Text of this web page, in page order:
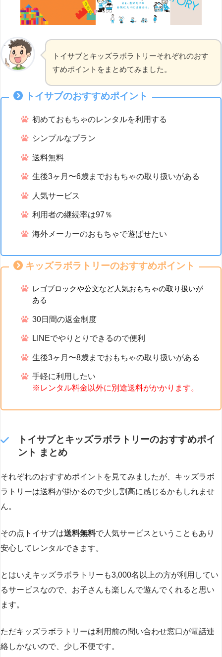
トイサブとキッズラボラトリーそれぞれのおす
すめポイントをまとめてみました。
トイサブのおすすめポイント
初めておもちゃのレンタルを利用する
シンプルなプラン
送料無料
生後3ヶ月〜6歳までおもちゃの取り扱いがある
人気サービス
利用者の継続率は97％
海外メーカーのおもちゃで遊ばせたい
キッズラボラトリーのおすすめポイント
レゴブロックや公文など人気おもちゃの取り扱いが
ある
30日間の返金制度
LINEでやりとりできるので便利
生後3ヶ月〜8歳までおもちゃの取り扱いがある
手軽に利用したい
※レンタル料金以外に別途送料がかかります。
トイサブとキッズラボラトリーのおすすめポイ
ント まとめ
それぞれのおすすめポイントを見てみましたが、キッズラボ
ラトリーは送料が掛かるので少し割高に感じるかもしれませ
ん。
その点トイサブは送料無料で人気サービスということもあり
安心してレンタルできます。
とはいえキッズラボラトリーも3,000名以上の方が利用してい
るサービスなので、お子さんも楽しんで遊んでくれると思い
ます。
ただキッズラボラトリーは利用前の問い合わせ窓口が電話連
絡しかないので、少し不便です。